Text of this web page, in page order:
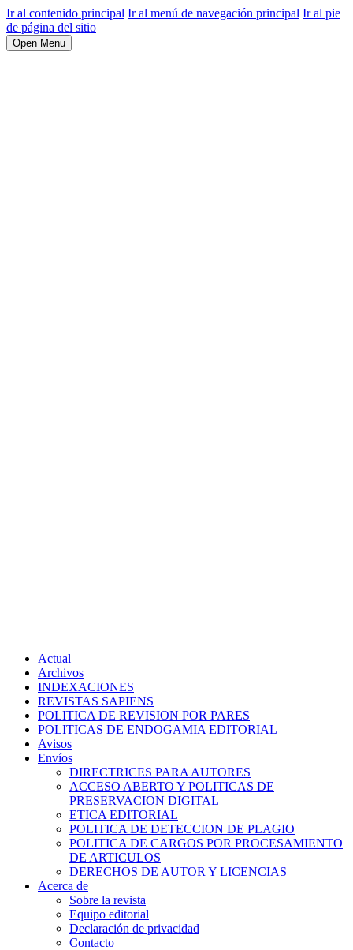
Ir al contenido principal Ir al menú de navegación principal Ir al pie
de página del sitio
Open Menu
Actual
Archivos
INDEXACIONES
REVISTAS SAPIENS
POLITICA DE REVISION POR PARES
POLITICAS DE ENDOGAMIA EDITORIAL
Avisos
Envíos
DIRECTRICES PARA AUTORES
ACCESO ABERTO Y POLITICAS DE
PRESERVACION DIGITAL
ETICA EDITORIAL
POLITICA DE DETECCION DE PLAGIO
POLITICA DE CARGOS POR PROCESAMIENTO
DE ARTICULOS
DERECHOS DE AUTOR Y LICENCIAS
Acerca de
Sobre la revista
Equipo editorial
Declaración de privacidad
Contacto